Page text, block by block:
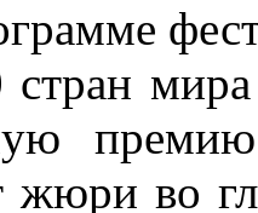
стран
жюри во